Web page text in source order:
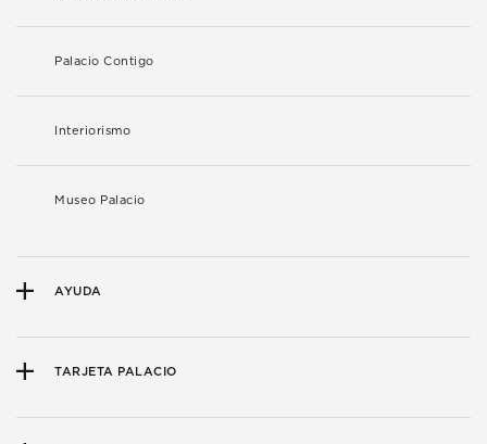
Palacio Contigo
Interiorismo
Museo Palacio
AYUDA
TARJETA PALACIO